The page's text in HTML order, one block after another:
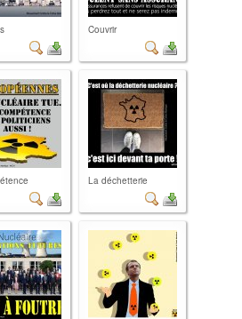
Couvrir
La déchetterie